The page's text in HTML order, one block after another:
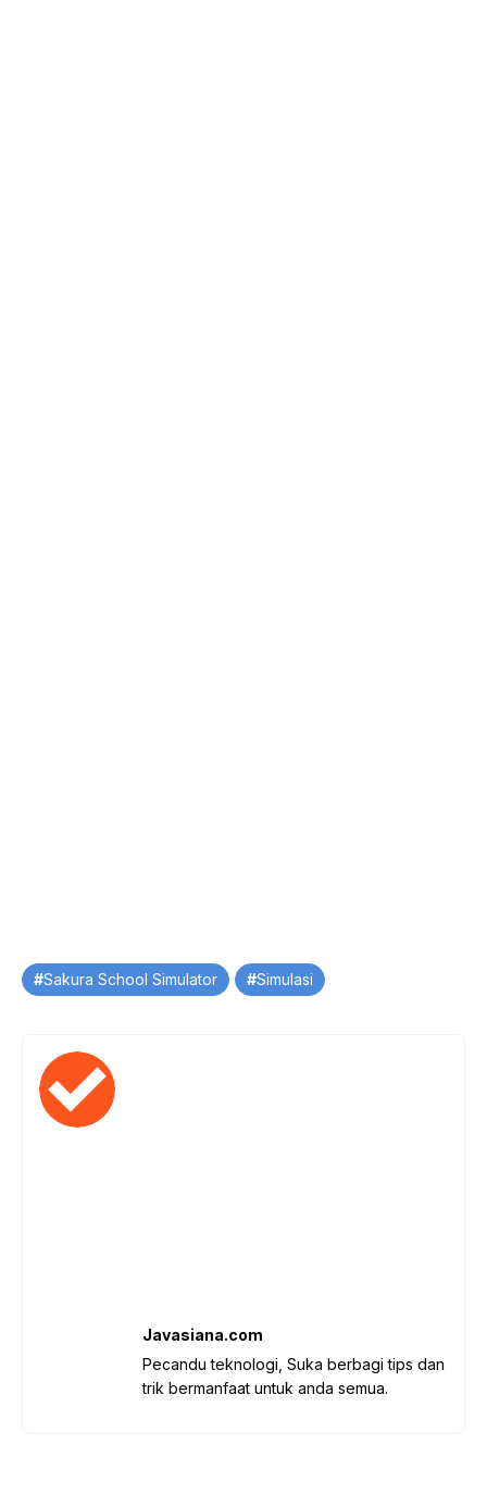
TagSakura School Simulator Simulasi
Javasiana.com
Pecandu teknologi, Suka berbagi tips dan
trik bermanfaat untuk anda semua.